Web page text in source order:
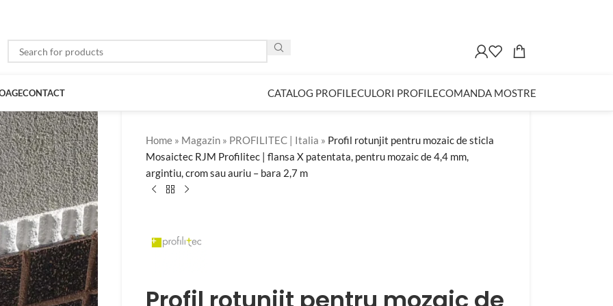
CONTACT CATALOG PROFILECULORI PROFILECOMANDA MOSTRE
Home » Magazin » PROFILITEC | Italia » Profil rotunjit pentru mozaic de sticla
Mosaictec RJM Profilitec | flansa X patentata, pentru mozaic de 4,4 mm,
argintiu, crom sau auriu – bara 2,7 m